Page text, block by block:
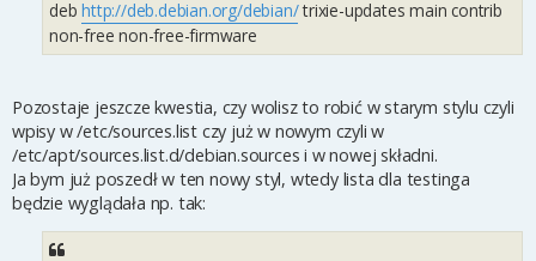
debhttp://deb.debian.org/debian/trixie-updates main contrib
non-free non-free-firmware
Pozostaje jeszcze kwestia, czy wolisz to robić w starym stylu czyli
wpisy w /etc/sources.list czy już w nowym czyli w
/etc/apt/sources.list.d/debian.sources i w nowej składni.
Ja bym już poszedł w ten nowy styl, wtedy lista dla testinga
będzie wyglądała np. tak: